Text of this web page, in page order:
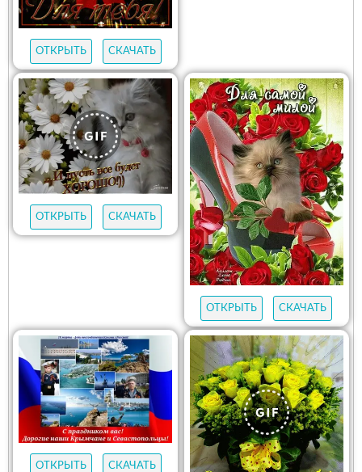
ОТКРЫТЬ СКАЧАТЬ
ОТКРЫТЬ СКАЧАТЬ
ОТКРЫТЬ СКАЧАТЬ
ОТКРЫТЬ СКАЧАТЬ